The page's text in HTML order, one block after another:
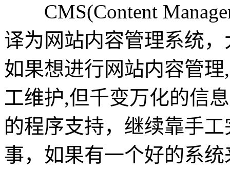
CMS(Content
译为网站内容管理系统，
如果想进行网站内容管
工维护,但千变万化的信
的程序支持，继续靠手
事，如果有一个好的系